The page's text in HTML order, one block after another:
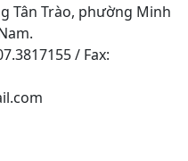
Tân Trào, phường Minh
/ Fax: